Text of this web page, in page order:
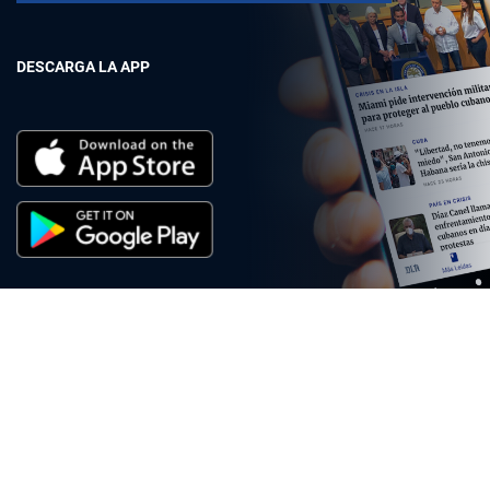
DESCARGA LA APP